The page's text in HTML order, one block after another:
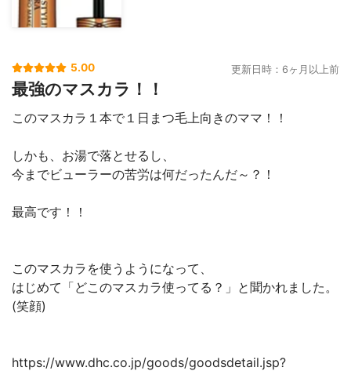
5.00 更新日時：6ヶ月以上前
最強のマスカラ！！
このマスカラ１本で１日まつ毛上向きのママ！！
しかも、お湯で落とせるし、
今までビューラーの苦労は何だったんだ～？！
最高です！！
このマスカラを使うようになって、
はじめて「どこのマスカラ使ってる？」と聞かれました。
(笑顔)
https://www.dhc.co.jp/goods/goodsdetail.jsp?